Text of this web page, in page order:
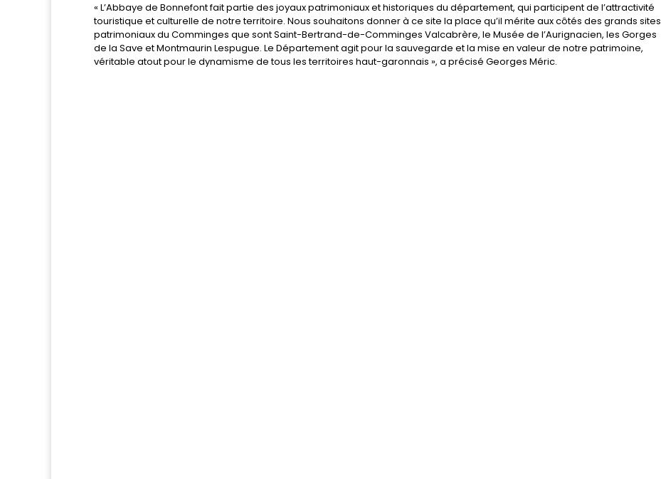
« L’Abbaye de Bonnefont fait partie des joyaux patrimoniaux et historiques du département, qui participent de l’attractivité
touristique et culturelle de notre territoire. Nous souhaitons donner à ce site la place qu’il mérite aux côtés des grands sites
patrimoniaux du Comminges que sont Saint-Bertrand-de-Comminges Valcabrère, le Musée de l’Aurignacien, les Gorges
de la Save et Montmaurin Lespugue. Le Département agit pour la sauvegarde et la mise en valeur de notre patrimoine,
véritable atout pour le dynamisme de tous les territoires haut-garonnais », a précisé Georges Méric.